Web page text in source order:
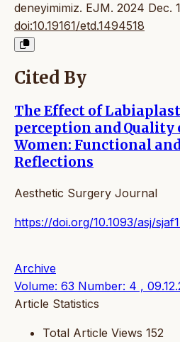
deneyimimiz. EJM. 2024 Dec.
doi:10.19161/etd.1494518
Cited By
The Effect of
perception and Quality
Women: Functional
Reflections
Aesthetic Surgery Journal
https://doi.org/10.1093/asj/
Archive
Volume: 63 Number: 4 ,
Article Statistics
Total Article Views 152